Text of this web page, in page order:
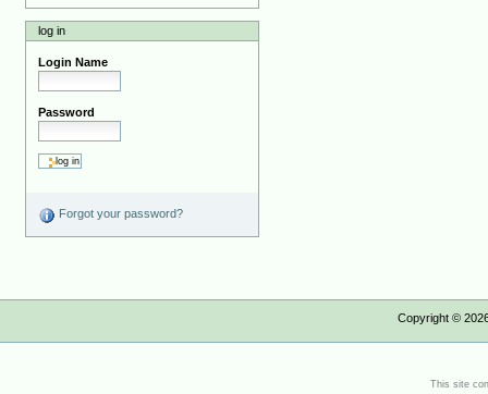
log in
Login Name
Password
Forgot your password?
Copyright ©
This site